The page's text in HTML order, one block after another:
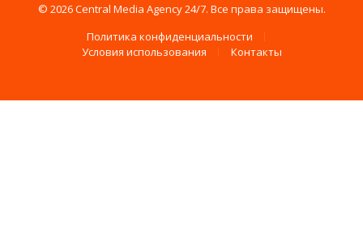
© 2026 Central Media Agency 24/7. Все права защищены.
Политика конфиденциальности
Условия использования
Контакты